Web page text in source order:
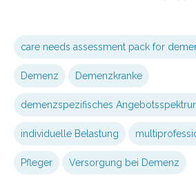
care needs assessment pack for
Demenz Demenzkranke
demenzspezifisches
individuelle Belastung
Pfleger Versorgung bei Demenz